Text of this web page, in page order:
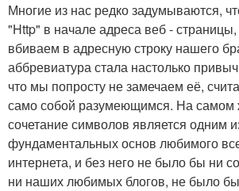
Многие из нас редко задумываются,
"Http" в начале адреса веб -
вбиваем в адресную строку нашего
аббревиатура стала настолько
что мы попросту не замечаем её,
само собой разумеющимся. На самом
сочетание символов является одним
фундаментальных основ любимого
интернета, и без него не было бы ни
ни наших любимых блогов, не было